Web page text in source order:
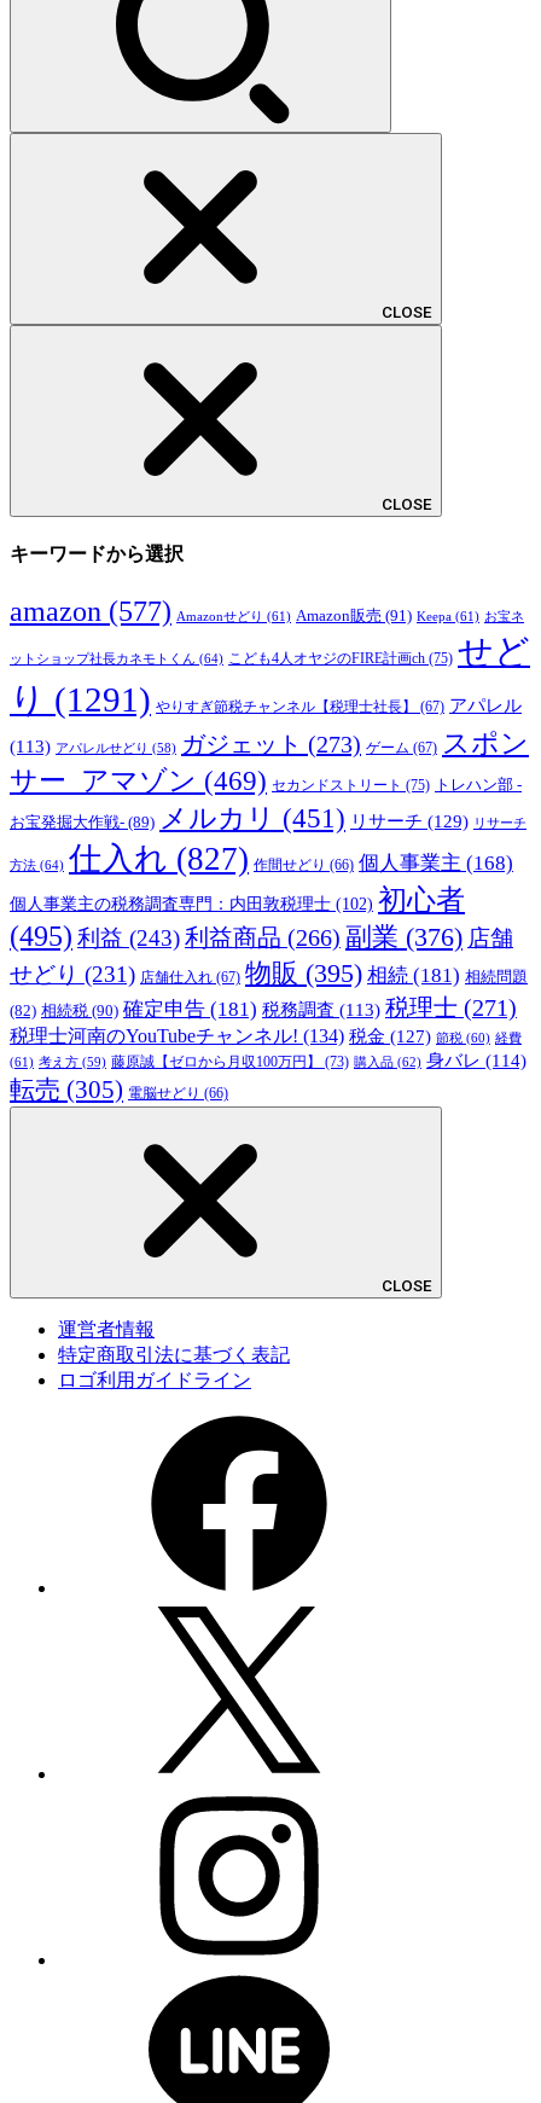
CLOSE
CLOSE
キーワードから選択
amazon (577) Amazonせどり (61) Amazon販売 (91) Keepa (61) お宝ネ
ットショップ社長カネモトくん (64) こども4人オヤジのFIRE計画ch (75) せど
り (1291) やりすぎ節税チャンネル【税理士社長】 (67) アパレル
(113) アパレルせどり (58) ガジェット (273) ゲーム (67) スポン
サー_アマゾン (469) セカンドストリート (75) トレハン部 -
お宝発掘大作戦- (89) メルカリ (451) リサーチ (129) リサーチ
方法 (64) 仕入れ (827) 作間せどり (66) 個人事業主 (168)
個人事業主の税務調査専門：内田敦税理士 (102) 初心者
(495) 利益 (243)利益商品 (266) 副業 (376) 店舗
せどり (231) 店舗仕入れ (67) 物販 (395) 相続 (181) 相続問題
(82) 相続税 (90) 確定申告 (181) 税務調査 (113) 税理士 (271)
税理士河南のYouTubeチャンネル! (134) 税金 (127) 節税 (60) 経費
(61) 考え方 (59) 藤原誠【ゼロから月収100万円】 (73) 購入品 (62) 身バレ (114)
転売 (305) 電脳せどり (66)
CLOSE
運営者情報
特定商取引法に基づく表記
ロゴ利用ガイドライン